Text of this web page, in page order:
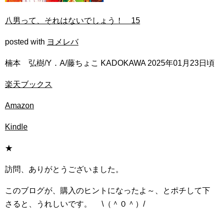
八男って、それはないでしょう！ 15
posted with ヨメレバ
楠本 弘樹/Y．A/藤ちょこ KADOKAWA 2025年01月23日頃
楽天ブックス
Amazon
Kindle
★
訪問、ありがとうございました。
このブログが、購入のヒントになったよ～、とポチして下
さると、うれしいです。 \（＾０＾）/